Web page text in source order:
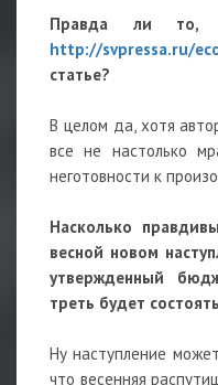
Правда ли то,
http://svpressa.ru/
статье?
В целом да, хотя
все не настолько
неготовности к
Насколько
весной новом
утвержденный
треть будет
Ну наступление
что весенняя